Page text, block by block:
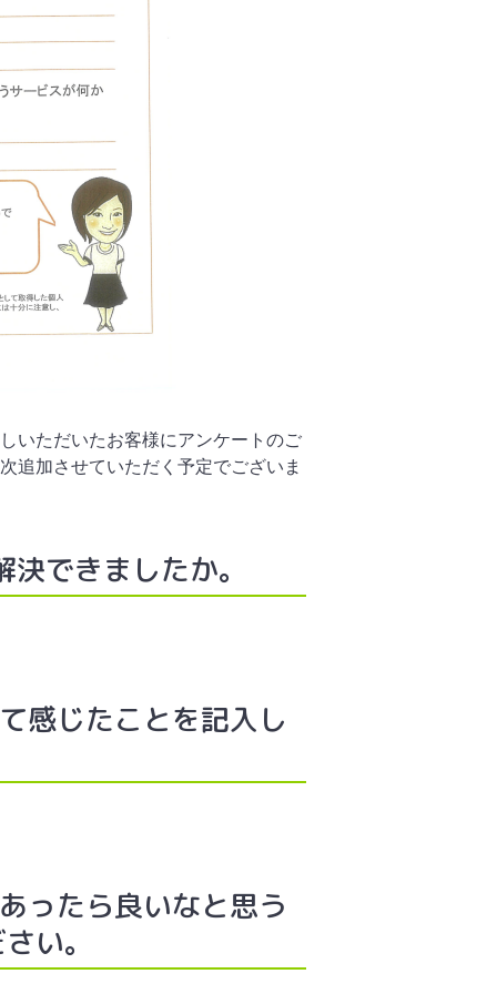
いただいたお客様にアンケートのご
追加させていただく予定でございま
できましたか。
感じたことを記入し
ったら良いなと思う
い。